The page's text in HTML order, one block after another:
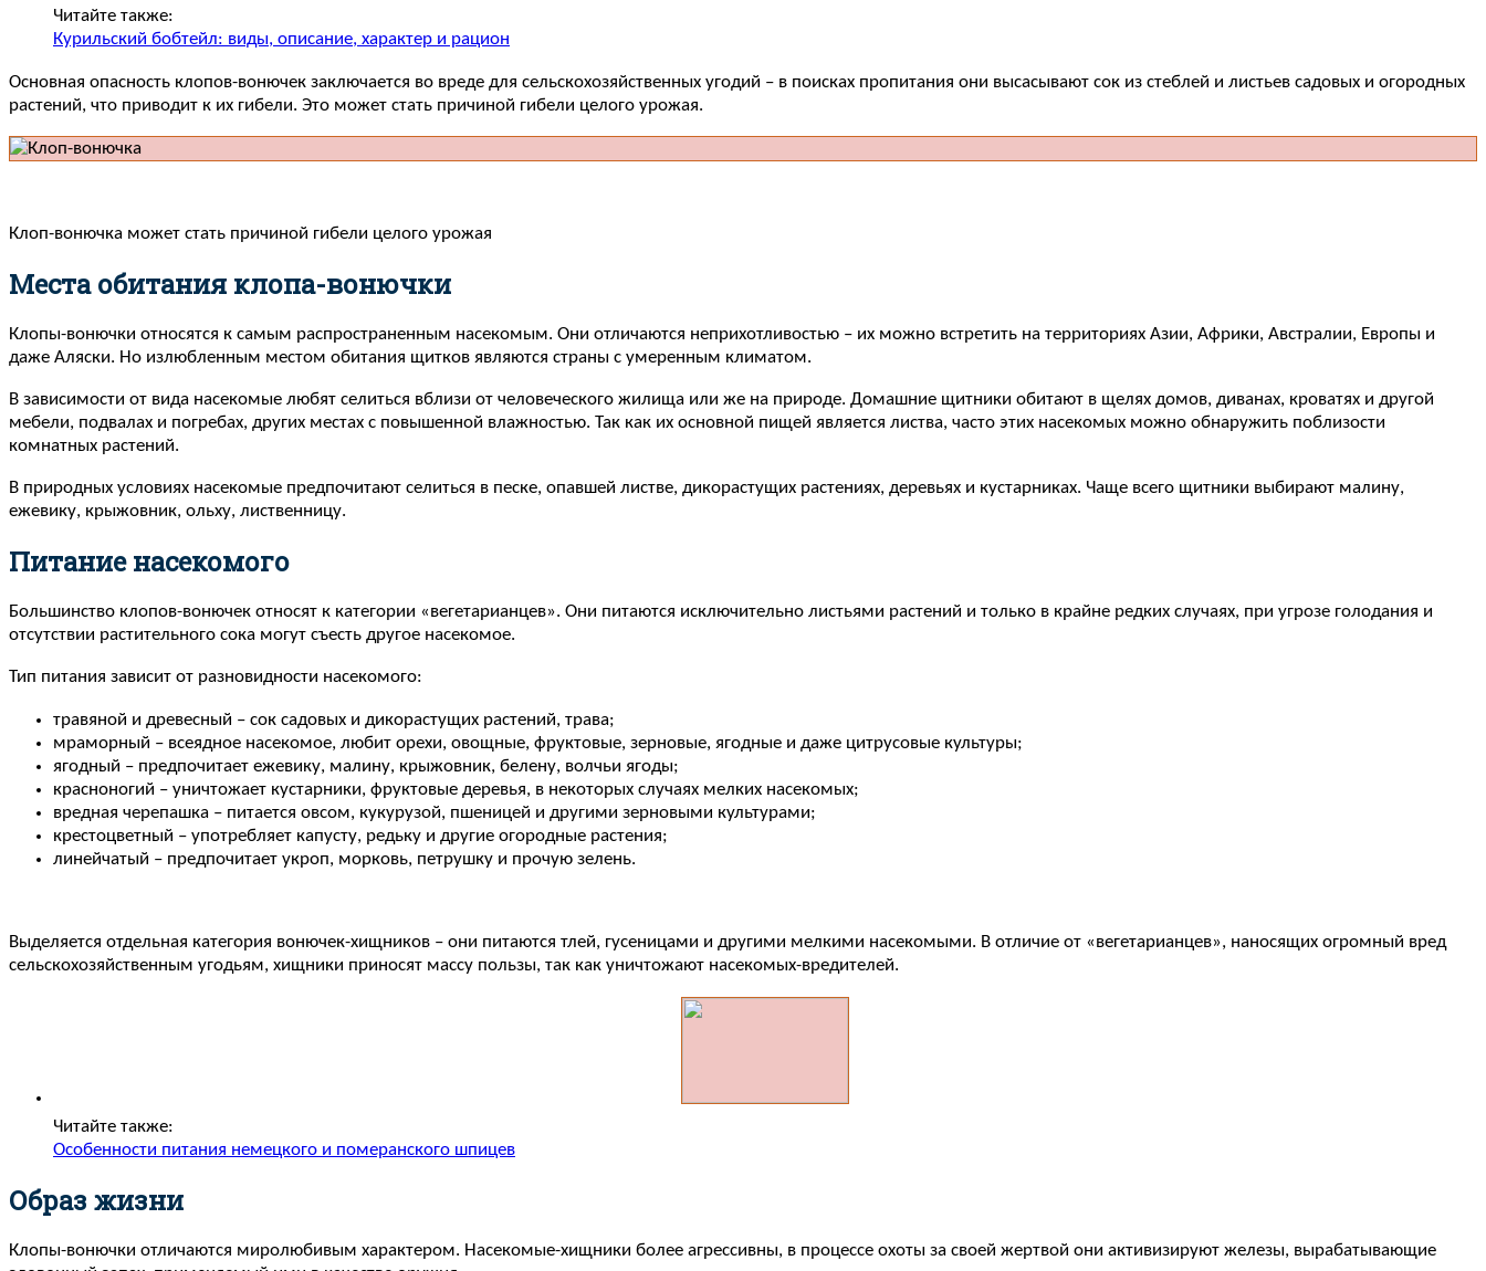
Читайте также:
Курильский бобтейл: виды, описание, характер и рацион
Основная опасность клопов-вонючек заключается во вреде для сельскохозяйственных угодий – в поисках пропитания они высасывают сок из стеблей и листьев садовых и огородных
растений, что приводит к их гибели. Это может стать причиной гибели целого урожая.
Клоп-вонючка может стать причиной гибели целого урожая
Места обитания клопа-вонючки
Клопы-вонючки относятся к самым распространенным насекомым. Они отличаются неприхотливостью – их можно встретить на территориях Азии, Африки, Австралии, Европы и
даже Аляски. Но излюбленным местом обитания щитков являются страны с умеренным климатом.
В зависимости от вида насекомые любят селиться вблизи от человеческого жилища или же на природе. Домашние щитники обитают в щелях домов, диванах, кроватях и другой
мебели, подвалах и погребах, других местах с повышенной влажностью. Так как их основной пищей является листва, часто этих насекомых можно обнаружить поблизости
комнатных растений.
В природных условиях насекомые предпочитают селиться в песке, опавшей листве, дикорастущих растениях, деревьях и кустарниках. Чаще всего щитники выбирают малину,
ежевику, крыжовник, ольху, лиственницу.
Питание насекомого
Большинство клопов-вонючек относят к категории «вегетарианцев». Они питаются исключительно листьями растений и только в крайне редких случаях, при угрозе голодания и
отсутствии растительного сока могут съесть другое насекомое.
Тип питания зависит от разновидности насекомого:
травяной и древесный – сок садовых и дикорастущих растений, трава;
мраморный – всеядное насекомое, любит орехи, овощные, фруктовые, зерновые, ягодные и даже цитрусовые культуры;
ягодный – предпочитает ежевику, малину, крыжовник, белену, волчьи ягоды;
красноногий – уничтожает кустарники, фруктовые деревья, в некоторых случаях мелких насекомых;
вредная черепашка – питается овсом, кукурузой, пшеницей и другими зерновыми культурами;
крестоцветный – употребляет капусту, редьку и другие огородные растения;
линейчатый – предпочитает укроп, морковь, петрушку и прочую зелень.
Выделяется отдельная категория вонючек-хищников – они питаются тлей, гусеницами и другими мелкими насекомыми. В отличие от «вегетарианцев», наносящих огромный вред
сельскохозяйственным угодьям, хищники приносят массу пользы, так как уничтожают насекомых-вредителей.
Читайте также:
Особенности питания немецкого и померанского шпицев
Образ жизни
Клопы-вонючки отличаются миролюбивым характером. Насекомые-хищники более агрессивны, в процессе охоты за своей жертвой они активизируют железы, вырабатывающие